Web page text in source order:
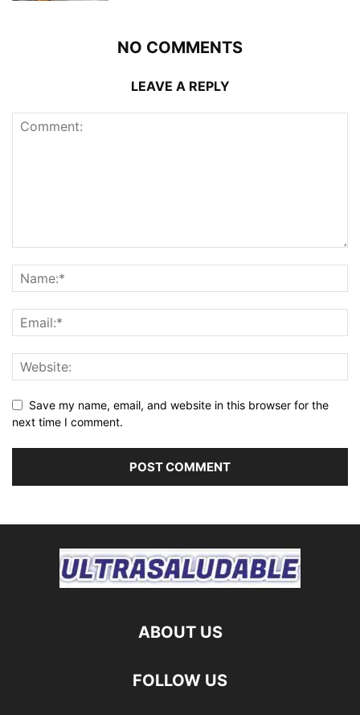
NO COMMENTS
LEAVE A REPLY
Save my name, email, and website in this browser for the
next time I comment.
ABOUT US
FOLLOW US